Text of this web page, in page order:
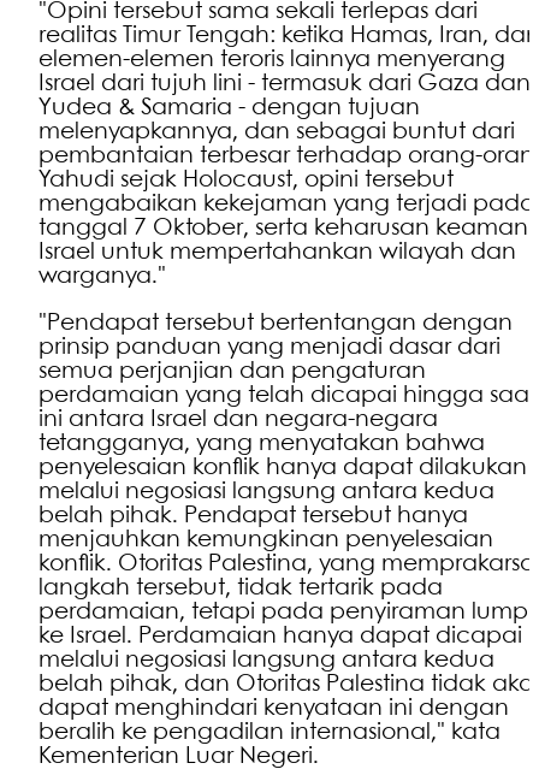
"Opini tersebut sama sekali terlepas dari
realitas Timur Tengah: ketika Hamas, Iran,
elemen-elemen teroris lainnya menyerang
Israel dari tujuh lini - termasuk dari Gaza dan
Yudea & Samaria - dengan tujuan
melenyapkannya, dan sebagai buntut dari
pembantaian terbesar terhadap orang-
Yahudi sejak Holocaust, opini tersebut
mengabaikan kekejaman yang terjadi pada
tanggal 7 Oktober, serta keharusan
Israel untuk mempertahankan wilayah dan
warganya."
"Pendapat tersebut bertentangan dengan
prinsip panduan yang menjadi dasar dari
semua perjanjian dan pengaturan
perdamaian yang telah dicapai hingga saat
ini antara Israel dan negara-negara
tetangganya, yang menyatakan bahwa
penyelesaian konflik hanya dapat dilakukan
melalui negosiasi langsung antara kedua
belah pihak. Pendapat tersebut hanya
menjauhkan kemungkinan penyelesaian
konflik. Otoritas Palestina, yang
langkah tersebut, tidak tertarik pada
perdamaian, tetapi pada penyiraman
ke Israel. Perdamaian hanya dapat dicapai
melalui negosiasi langsung antara kedua
belah pihak, dan Otoritas Palestina tidak
dapat menghindari kenyataan ini dengan
beralih ke pengadilan internasional," kata
Kementerian Luar Negeri.